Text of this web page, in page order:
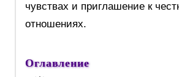
чувствах и приглашение к
отношениях.
Оглавление